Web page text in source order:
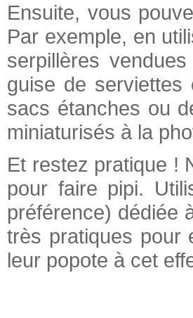
Ensuite, vous
Par exemple, en
serpillères
guise de
sacs étanches ou
miniaturisés à la
Et restez pratique !
pour faire pipi.
préférence) dédiée
très pratiques pour
leur popote à cet